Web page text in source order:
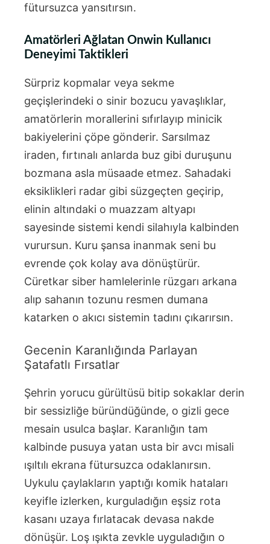
fütursuzca yansıtırsın.
Amatörleri Ağlatan Onwin Kullanıcı
Deneyimi Taktikleri
Sürpriz kopmalar veya sekme
geçişlerindeki o sinir bozucu yavaşlıklar,
amatörlerin morallerini sıfırlayıp minicik
bakiyelerini çöpe gönderir. Sarsılmaz
iraden, fırtınalı anlarda buz gibi duruşunu
bozmana asla müsaade etmez. Sahadaki
eksiklikleri radar gibi süzgeçten geçirip,
elinin altındaki o muazzam altyapı
sayesinde sistemi kendi silahıyla kalbinden
vurursun. Kuru şansa inanmak seni bu
evrende çok kolay ava dönüştürür.
Cüretkar siber hamlelerinle rüzgarı arkana
alıp sahanın tozunu resmen dumana
katarken o akıcı sistemin tadını çıkarırsın.
Gecenin Karanlığında Parlayan
Şatafatlı Fırsatlar
Şehrin yorucu gürültüsü bitip sokaklar derin
bir sessizliğe büründüğünde, o gizli gece
mesain usulca başlar. Karanlığın tam
kalbinde pusuya yatan usta bir avcı misali
ışıltılı ekrana fütursuzca odaklanırsın.
Uykulu çaylakların yaptığı komik hataları
keyifle izlerken, kurguladığın eşsiz rota
kasanı uzaya fırlatacak devasa nakde
dönüşür. Loş ışıkta zevkle uyguladığın o